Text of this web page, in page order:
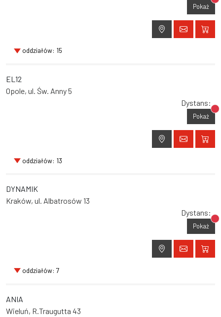
Pokaż
oddziałów: 15
EL12
Opole, ul. Św. Anny 5
Dystans:
Pokaż
oddziałów: 13
DYNAMIK
Kraków, ul. Albatrosów 13
Dystans:
Pokaż
oddziałów: 7
ANIA
Wieluń, R.Traugutta 43